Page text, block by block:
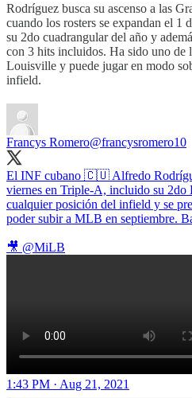
Rodríguez busca su ascenso a las
cuando los rosters se expandan el 1
su 2do cuadrangular del año y
con 3 hits incluidos. Ha sido uno de
Louisville y puede jugar en modo
infield.
Francys Romero@francysromero10
El INF cubano 🇨🇺 Alfredo
viernes en Triple-A, incluido su 2do
cualquier posición del infield y se
poder subir a MLB en septiembre.
🎥 @MiLB
1:43 PM · Aug 21, 2021